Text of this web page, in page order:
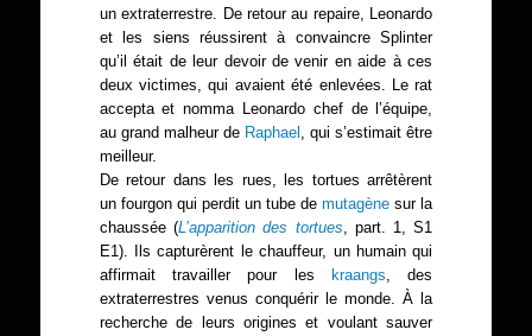
un extraterrestre. De retour au repaire, Leonardo
et les siens réussirent à convaincre Splinter
qu’il était de leur devoir de venir en aide à ces
deux victimes, qui avaient été enlevées. Le rat
accepta et nomma Leonardo chef de l’équipe,
au grand malheur de Raphael
, qui s’estimait être
meilleur.
De retour dans les rues, les tortues arrêtèrent
un fourgon qui perdit un tube demutagène sur la
chaussée (L’apparition des tortues , part. 1, S1
E1). Ils capturèrent le chauffeur, un humain qui
affirmait travailler pour les
kraangs , des
extraterrestres venus conquérir le monde. À la
recherche de leurs origines et voulant sauver